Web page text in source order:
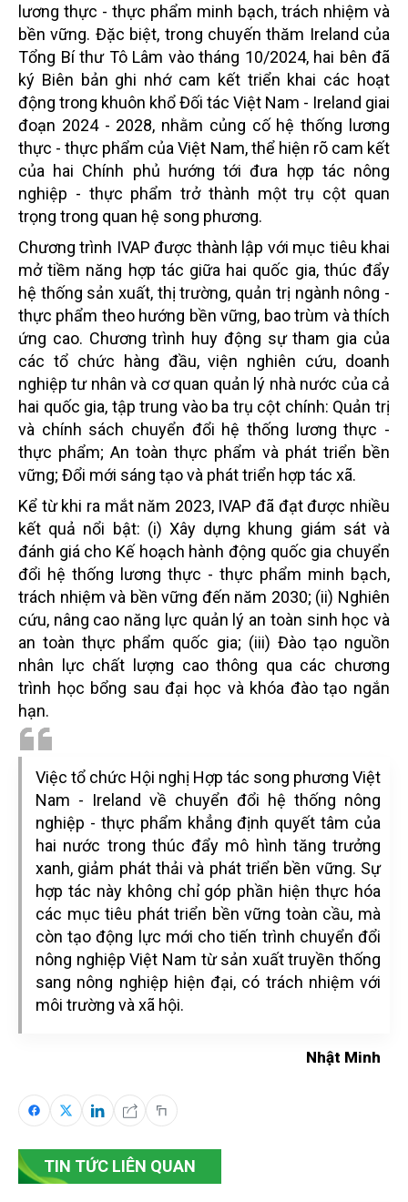
lương thực - thực phẩm minh bạch, trách nhiệm và
bền vững. Đặc biệt, trong chuyếnthăm Ireland của
Tổng Bí thư Tô Lâm vào tháng 10/2024, hai bên đã
ký Biên bản ghi nhớ cam kết triển khai các hoạt
động trong khuôn khổ Đối tác Việt Nam - Ireland giai
đoạn 2024 - 2028, nhằm củng cố hệ thống lương
thực - thực phẩm của Việt Nam, thể hiện rõ cam kết
của hai Chính phủ hướng tới đưa hợp tác nông
nghiệp - thực phẩm trở thành một trụ cột quan
trọng trong quan hệ song phương.
Chương trình IVAP được thành lập với mục tiêu khai
mở tiềm năng hợp tác giữa hai quốc gia, thúc đẩy
hệ thống sản xuất, thị trường, quản trị ngành nông -
thực phẩm theo hướng bền vững, bao trùm và thích
ứng cao. Chương trình huy động sự tham gia của
các tổ chức hàng đầu, viện nghiên cứu, doanh
nghiệp tư nhân và cơ quan quản lý nhà nước của cả
hai quốc gia, tập trung vào ba trụ cột chính: Quản trị
và chính sách chuyển đổi hệ thống lương thực -
thực phẩm; An toàn thực phẩm và phát triển bền
vững; Đổi mới sáng tạo và phát triển hợp tác xã.
Kể từ khi ra mắt năm 2023, IVAP đã đạt được nhiều
kết quả nổi bật: (i) Xây dựng khung giám sát và
đánh giá cho Kế hoạch hành động quốc gia chuyển
đổi hệ thống lương thực - thực phẩm minh bạch,
trách nhiệm và bền vững đến năm 2030; (ii) Nghiên
cứu, nâng cao năng lực quản lý an toàn sinh học và
an toàn thực phẩm quốc gia; (iii) Đào tạo nguồn
nhân lực chất lượng cao thông qua các chương
trình học bổng sau đại học và khóa đào tạo ngắn
hạn.
Việc tổ chức Hội nghị Hợp tác song phương Việt
Nam - Ireland về chuyển đổi hệ thống nông
nghiệp - thực phẩm khẳng định quyết tâm của
hai nước trong thúc đẩy mô hình tăng trưởng
xanh, giảm phát thải và phát triển bền vững. Sự
hợp tác này không chỉ góp phần hiện thực hóa
các mục tiêu phát triển bền vững toàn cầu, mà
còn tạo động lực mới cho tiến trình chuyển đổi
nông nghiệp Việt Nam từ sản xuất truyền thống
sang nông nghiệp hiện đại, có trách nhiệm với
môi trường và xã hội.
Nhật Minh
TIN TỨC LIÊN QUAN